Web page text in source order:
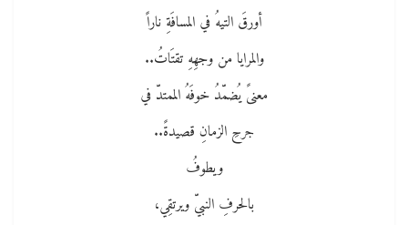
أورقَ التيهُ في المسافَةِ ناراً
والمرايا من وجهِهِ تقتَاتُ..
معنىً يُضمّدُ خوفَهُ الممتدّ في
جرحِ الزمانِ قصيدةً..
ويطوفُ
بالحرفِ النبيّ ويرتقِي،